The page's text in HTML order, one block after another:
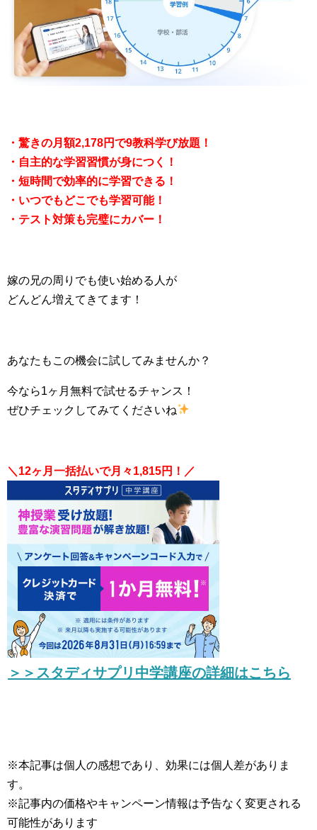
・驚きの月額2,178円で9教科学び放題！
・自主的な学習習慣が身につく！
・短時間で効率的に学習できる！
・いつでもどこでも学習可能！
・テスト対策も完璧にカバー！
嫁の兄の周りでも使い始める人が
どんどん増えてきてます！
あなたもこの機会に試してみませんか？
今なら1ヶ月無料で試せるチャンス！
ぜひチェックしてみてくださいね
＼12ヶ月一括払いで月々1,815円！／
＞＞スタディサプリ中学講座の詳細はこちら
※本記事は個人の感想であり、効果には個人差がありま
す。
※記事内の価格やキャンペーン情報は予告なく変更される
可能性があります